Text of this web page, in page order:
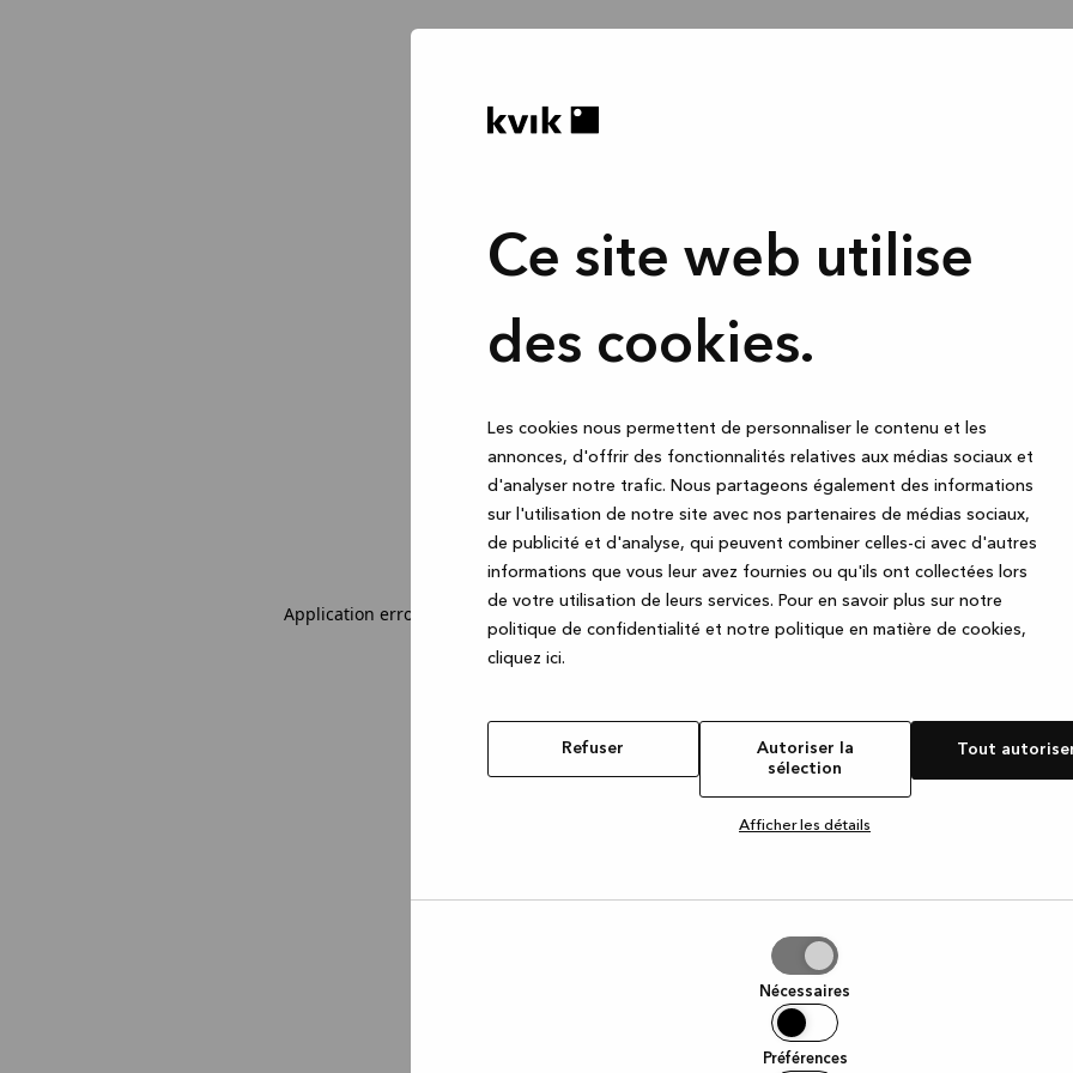
Ce site web utilise
des cookies.
Les cookies nous permettent de personnaliser le contenu et les
annonces, d'offrir des fonctionnalités relatives aux médias sociaux et
d'analyser notre trafic. Nous partageons également des informations
sur l'utilisation de notre site avec nos partenaires de médias sociaux,
de publicité et d'analyse, qui peuvent combiner celles-ci avec d'autres
informations que vous leur avez fournies ou qu'ils ont collectées lors
de votre utilisation de leurs services. Pour en savoir plus sur notre
politique de confidentialité et notre politique en matière de cookies,
cliquez ici.
Refuser
Autoriser la
sélection
Tout
Afficher les détails
Nécessaires
Préférences
Application error: a client-side exception has occurred while loading www.kvik.be (see the